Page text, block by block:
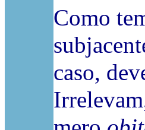
Como
caso,